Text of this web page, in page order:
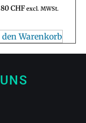
CHF excl. MWSt.
Warenkorb